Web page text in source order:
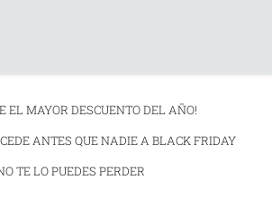
EL MAYOR DESCUENTO DEL AÑO!
ANTES QUE NADIE A BLACK FRIDAY
TE LO PUEDES PERDER